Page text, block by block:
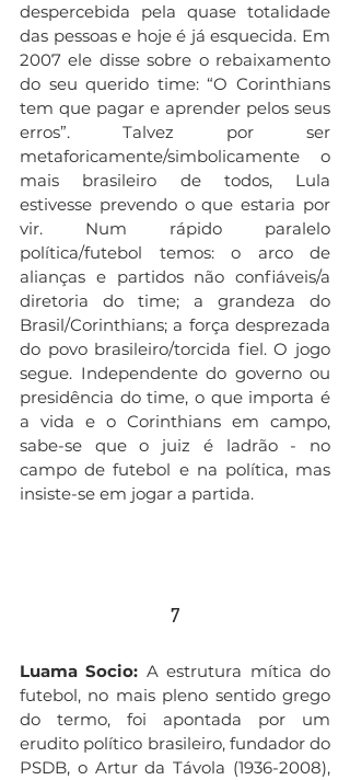
despercebida pela quase totalidade
das pessoas e hoje é já esquecida. Em
2007 ele disse sobre o rebaixamento
do seu querido time: “O Corinthians
tem que pagar e aprender pelos seus
erros”. Talvez por ser
metaforicamente/simbolicamente o
mais brasileiro de todos, Lula
estivesse prevendo o que estaria por
vir. Num rápido paralelo
política/futebol temos: o arco de
alianças e partidos não confiáveis/a
diretoria do time; a grandeza do
Brasil/Corinthians; a força desprezada
do povo brasileiro/torcida fiel. O jogo
segue. Independente do governo ou
presidência do time, o que importa é
a vida e o Corinthians em campo,
sabe-se que o juiz é ladrão - no
campo de futebol e na política, mas
insiste-se em jogar a partida.
7
Luama Socio: A estrutura mítica do
futebol, no mais pleno sentido grego
do termo, foi apontada por um
erudito político brasileiro, fundador do
PSDB, o Artur da Távola (1936-2008),